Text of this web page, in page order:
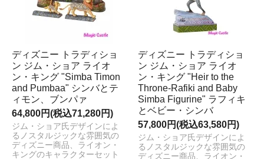
ディズニー トラディショ
ン ジム・ショア ライオ
ン・キング "Simba Timon
and Pumbaa" シンバとテ
ィモン、ブンパァ
64,800円(税込71,280円)
ジム・ショア氏デザインによ
るノスタルジックな雰囲気の
ディズニー商品、ライオン・
キングのキャラクターセット
ディズニー トラディショ
ン ジム・ショア ライオ
ン・キング "Heir to the
Throne-Rafiki and Baby
Simba Figurine" ラフィキ
とベビー・シンバ
57,800円(税込63,580円)
ジム・ショア氏デザインによ
るノスタルジックな雰囲気の
ディズニー商品、ライオン・